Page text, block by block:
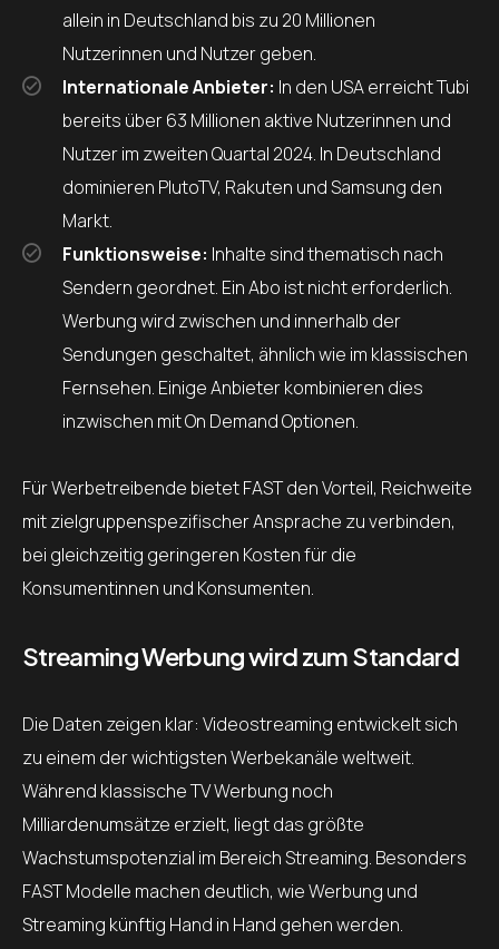
allein in Deutschland bis zu 20 Millionen
Nutzerinnen und Nutzer geben.
Internationale Anbieter: In den USA erreicht Tubi
bereits über 63 Millionen aktive Nutzerinnen und
Nutzer im zweiten Quartal 2024. In Deutschland
dominieren PlutoTV, Rakuten und Samsung den
Markt.
Funktionsweise: Inhalte sind thematisch nach
Sendern geordnet. Ein Abo ist nicht erforderlich.
Werbung wird zwischen und innerhalb der
Sendungen geschaltet, ähnlich wie im klassischen
Fernsehen. Einige Anbieter kombinieren dies
inzwischen mit On Demand Optionen.
Für Werbetreibende bietet FAST den Vorteil, Reichweite
mit zielgruppenspezifischer Ansprache zu verbinden,
bei gleichzeitig geringeren Kosten für die
Konsumentinnen und Konsumenten.
Streaming Werbung wird zum Standard
Die Daten zeigen klar: Videostreaming entwickelt sich
zu einem der wichtigsten Werbekanäle weltweit.
Während klassische TV Werbung noch
Milliardenumsätze erzielt, liegt das größte
Wachstumspotenzial im Bereich Streaming. Besonders
FAST Modelle machen deutlich, wie Werbung und
Streaming künftig Hand in Hand gehen werden.